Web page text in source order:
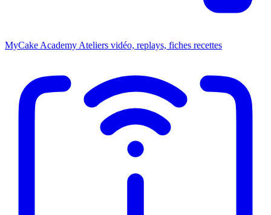
MyCake Academy Ateliers vidéo, replays, fiches recettes